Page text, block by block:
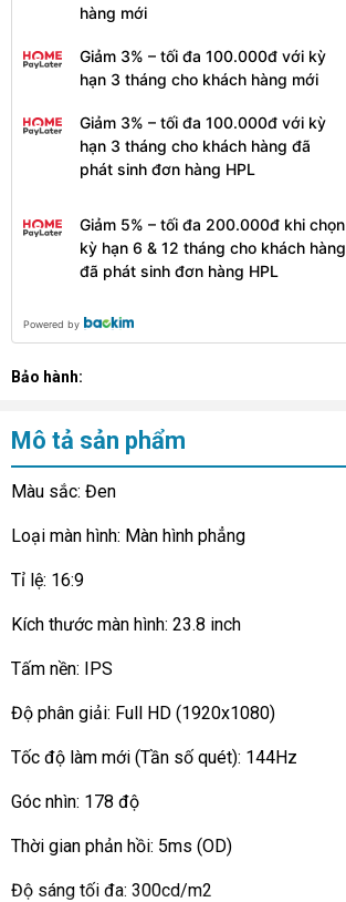
hàng mới
Giảm 3% – tối đa 100.000đ với kỳ
hạn 3 tháng cho khách hàng mới
Giảm 3% – tối đa 100.000đ với kỳ
hạn 3 tháng cho khách hàng đã
phát sinh đơn hàng HPL
Giảm 5% – tối đa 200.000đ khi chọn
kỳ hạn 6 & 12 tháng cho khách hàng
đã phát sinh đơn hàng HPL
Powered by
Bảo hành:
Mô tả sản phẩm
Màu sắc: Đen
Loại màn hình: Màn hình phẳng
Tỉ lệ: 16:9
Kích thước màn hình: 23.8 inch
Tấm nền: IPS
Độ phân giải: Full HD (1920x1080)
Tốc độ làm mới (Tần số quét): 144Hz
Góc nhìn: 178 độ
Thời gian phản hồi: 5ms (OD)
Độ sáng tối đa: 300cd/m2